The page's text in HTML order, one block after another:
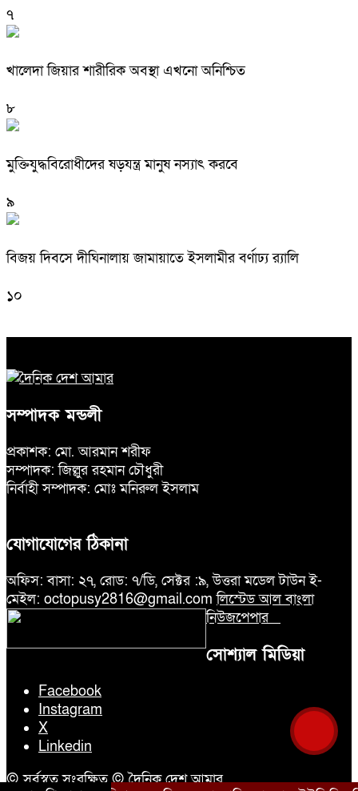
৭
খালেদা জিয়ার শারীরিক অবস্থা এখনো অনিশ্চিত
৮
মুক্তিযুদ্ধবিরোধীদের ষড়যন্ত্র মানুষ নস্যাৎ করবে
৯
বিজয় দিবসে দীঘিনালায় জামায়াতে ইসলামীর বর্ণাঢ্য র‍্যালি
১০
সম্পাদক মন্ডলী
প্রকাশক: মো. আরমান শরীফ
সম্পাদক: জিল্লুর রহমান চৌধুরী
নির্বাহী সম্পাদক: মোঃ মনিরুল ইসলাম
যোগাযোগের ঠিকানা
অফিস: বাসা: ২৭, রোড: ৭/ডি, সেক্টর :৯, উত্তরা মডেল টাউন ই-
মেইল: octopusy2816@gmail.comলিস্টেড আল বাংলা
নিউজপেপার
সোশ্যাল মিডিয়া
Facebook
Instagram
X
Linkedin
© সর্বস্বত্ব সংরক্ষিত © দৈনিক দেশ আমার